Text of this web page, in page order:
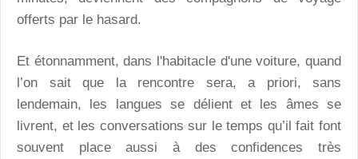
offerts par le hasard.
Et étonnamment, dans l'habitacle d'une voiture, quand
l’on sait que la rencontre sera, a priori, sans
lendemain, les langues se délient et les âmes se
livrent, et les conversations sur le temps qu’il fait font
souvent place aussi à des confidences très